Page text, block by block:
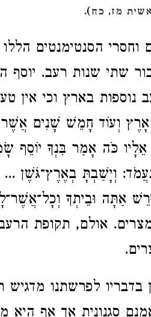
מז, כח).
וחסרי הסנטימנטים
שתי שנות רעב. יוסף
נוספות בארץ וכי אין
וְעוֹד חָמֵשׁ שָׁנִים אֲשֶׁר
כֹּה אָמַר בִּנְךָ יוֹסֵף
וְיָשַׁבְתָּ בְאֶרֶץ־גֹּשֶׁן ...
אַתָּה וּבֵיתְךָ
אולם, תקופת
בדבריו לפרשתנו